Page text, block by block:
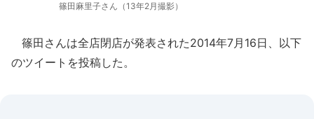
篠田麻里子さん（13年2月撮影）
篠田さんは全店閉店が発表された2014年7月16日、以下
のツイートを投稿した。